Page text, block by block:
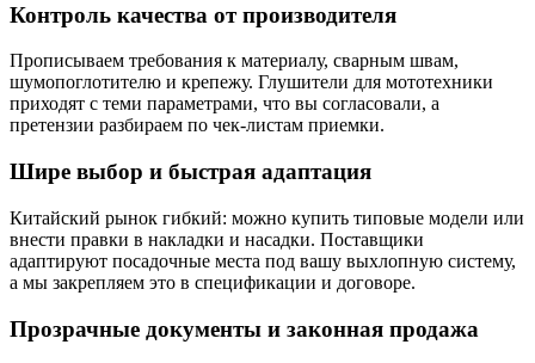
Контроль качества от производителя
Прописываем требования к материалу, сварным швам,
шумопоглотителю и крепежу. Глушители для мототехники
приходят с теми параметрами, что вы согласовали, а
претензии разбираем по чек-листам приемки.
Шире выбор и быстрая адаптация
Китайский рынок гибкий: можно купить типовые модели или
внести правки в накладки и насадки. Поставщики
адаптируют посадочные места под вашу выхлопную систему,
а мы закрепляем это в спецификации и договоре.
Прозрачные документы и законная продажа